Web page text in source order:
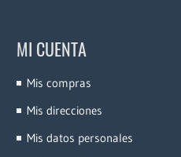
MI CUENTA
Mis compras
Mis direcciones
Mis datos personales